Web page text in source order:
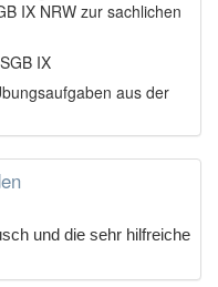
IX NRW zur sachlichen
IX
aus der
und die sehr hilfreiche